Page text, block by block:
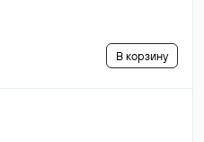
В корзину